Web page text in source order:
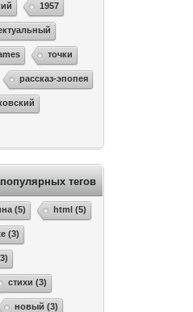
1957
точки
рассказ-эпопея
тегов
(5) html (5)
(3)
стихи (3)
новый (3)